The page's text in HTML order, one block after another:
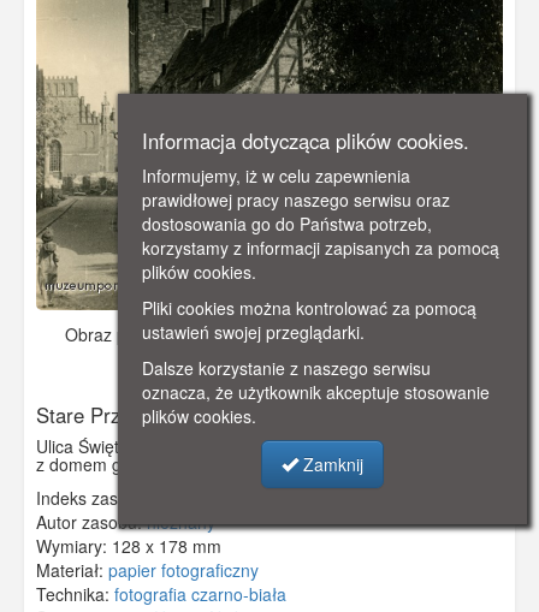
Obraz pochodzi zok. 1950 r.Dodano: 2022-09-23 22:59
Wyświetlono: 3324
Stare Przedmieście
Ulica Świętej Trójcy i stojący przy niej kościół Św. Trójcy wraz
z domem galeriowym. W głębi zrujnowana ulica Kocurki.
Indeks zasobu:
Autor zasobu:nieznany
Wymiary: 128 x 178 mm
Materiał: papier fotograficzny
Technika: fotografia czarno-biała
Informacja dotycząca plików cookies.
Informujemy, iż w celu zapewnienia
prawidłowej pracy naszego serwisu oraz
dostosowania go do Państwa potrzeb,
korzystamy z informacji zapisanych za pomocą
plików cookies.
Pliki cookies można kontrolować za pomocą
ustawień swojej przeglądarki.
Dalsze korzystanie z naszego serwisu
oznacza, że użytkownik akceptuje stosowanie
plików cookies.
Zamknij